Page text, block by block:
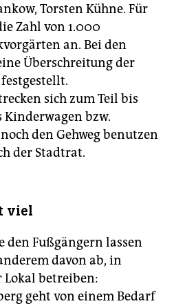
Torsten Kühne. Für
Zahl von 1.000
an. Bei den
Überschreitung der
sich zum Teil bis
Kinderwagen bzw.
den Gehweg benutzen
der Stadtrat.
viel
den Fußgängern lassen
davon ab, in
Lokal betreiben:
geht von einem Bedarf